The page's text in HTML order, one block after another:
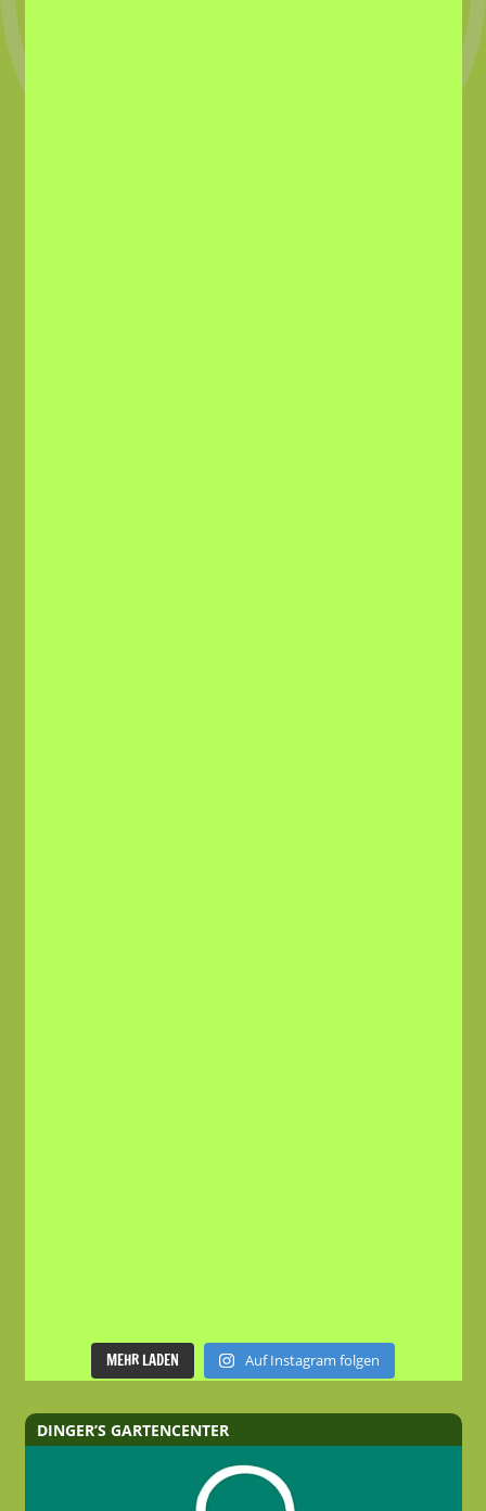
MEHR LADEN Auf Instagram folgen
DINGER’S GARTENCENTER